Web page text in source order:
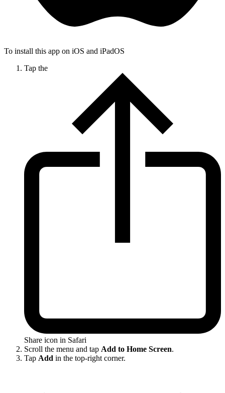
To install this app on iOS and iPadOS
Tap the
Share icon in Safari
Scroll the menu and tap Add to Home Screen.
Tap Add in the top-right corner.